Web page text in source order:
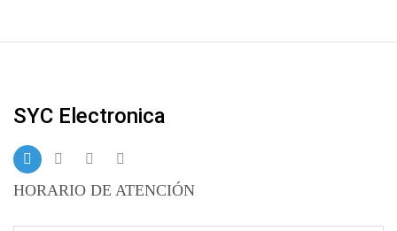
SYC Electronica
HORARIO DE ATENCIÓN